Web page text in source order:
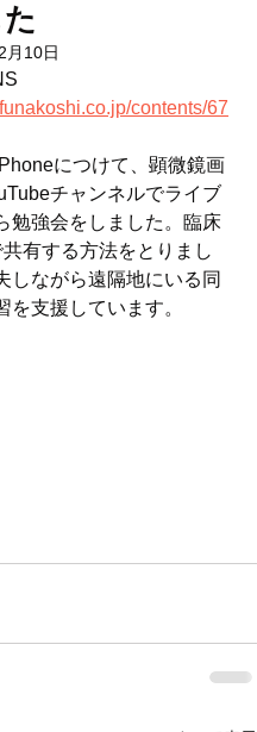
月10日
contents/67
につけて、顕微鏡画
チャンネルでライブ
勉強会をしました。臨床
有する方法をとりまし
しながら遠隔地にいる同
を支援しています。